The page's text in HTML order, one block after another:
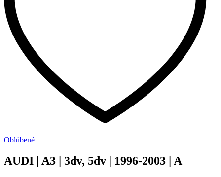
Oblúbené
AUDI | A3 | 3dv, 5dv | 1996-2003 | A